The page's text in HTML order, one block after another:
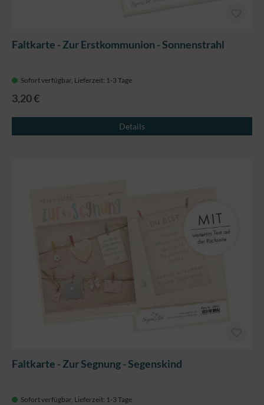
Faltkarte - Zur Erstkommunion - Sonnenstrahl
Sofort verfügbar, Lieferzeit: 1-3 Tage
3,20 €
Details
Faltkarte - Zur Segnung - Segenskind
Sofort verfügbar, Lieferzeit: 1-3 Tage